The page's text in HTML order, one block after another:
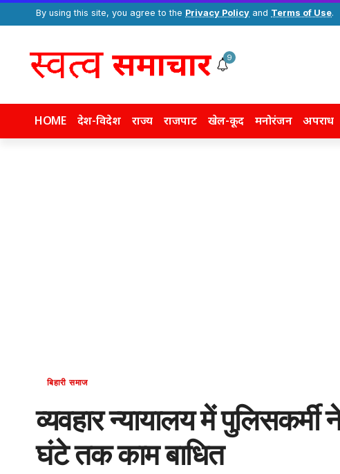
By using this site, you agree to the Privacy Policy and Terms of Use.
9
HOME देश-विदेश राज्य राजपाट खेल-कूद मनोरंजन अपराध
बिहारी समाज
व्यवहार न्यायालय में
घंटे तक काम बाधित